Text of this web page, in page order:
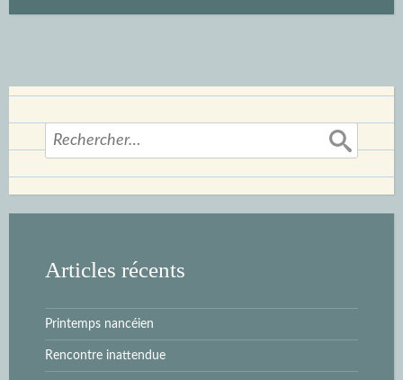
Rechercher :
Articles récents
Printemps nancéien
Rencontre inattendue